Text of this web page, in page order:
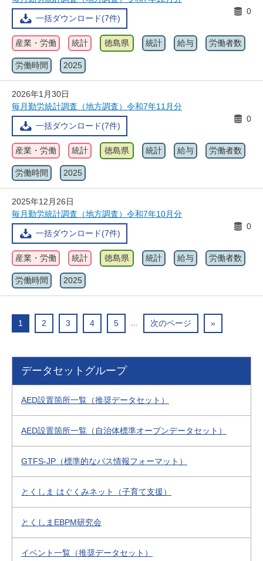
一括ダウンロード(7件)
0
産業・労働 統計 徳島県 統計 給与 労働者数
労働時間 2025
2026年1月30日
毎月勤労統計調査（地方調査）令和7年11月分
一括ダウンロード(7件)
0
産業・労働 統計 徳島県 統計 給与 労働者数
労働時間 2025
2025年12月26日
毎月勤労統計調査（地方調査）令和7年10月分
一括ダウンロード(7件)
0
産業・労働 統計 徳島県 統計 給与 労働者数
労働時間 2025
1 2 3 4 5 ... 次のページ »
データセットグループ
AED設置箇所一覧（推奨データセット）
AED設置箇所一覧（自治体標準オープンデータセット）
GTFS-JP（標準的なバス情報フォーマット）
とくしま はぐくみネット（子育て支援）
とくしまEBPM研究会
イベント一覧（推奨データセット）